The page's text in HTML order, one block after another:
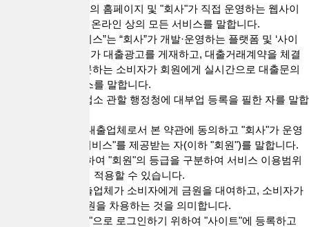
2. "서비스"는 "회사"의 홈페이지 및 "회사"가 직접 운영하는 웹사이
트 등에서 제공하는 온라인 상의 모든 서비스를 말합니다.
3. “대출 직거래 서비스”는 “회사”가 개발·운영하는 플랫폼 및 ‘사이
트’를 통해 대출업체가 대출광고를 게재하고, 대출거래계약을 체결
하고자 ‘회사’를 방문하는 소비자가 회원에게 실시간으로 대출문의
를 할 수 있는 서비스를 말합니다.
4. “대출업체”란 영업소 관할 행정청에 대부업 등록을 필한 자를 말합
5. "회원"은 전항의 대출업체로서 본 약관에 동의하고 "회사"가 운영
하는 사이트에서 "서비스"를 제공받는 자(이하 "회원")를 말합니다.
"회사"의 정책에 의하여 "회원"의 등급을 구분하여 서비스 이용범위
나 혜택 등을 다르게 적용할 수 있습니다.
6. “대출거래”란 대출업체가 소비자에게 금원을 대여하고, 소비자가
대출업체로부터 금원을 차용하는 것을 의미합니다.
7. "ID"라 함은 "회원"으로 로그인하기 위하여 "사이트"에 등록하고